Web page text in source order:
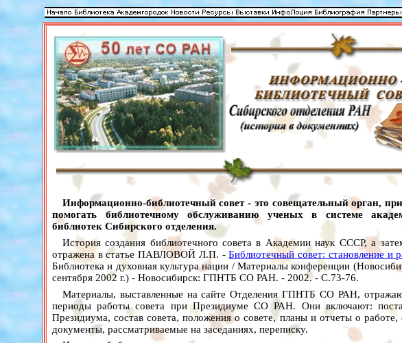
Информационно-библиотечный совет - это совещательный орган,
помогать библиотечному обслуживанию ученых в системе
библиотек Сибирского отделения.
История создания библиотечного совета в Академии наук СССР, а
отражена в статье ПАВЛОВОЙ Л.П. -Библиотечный совет: становление и
Библиотека и духовная культура нации / Материалы конференции
сентября 2002 г.) - Новосибирск: ГПНТБ СО РАН. - 2002. - С.73-76.
Материалы, выставленные на сайте Отделения ГПНТБ СО РАН,
периоды работы совета при Президиуме СО РАН. Они включают:
Президиума, состав совета, положения о совете, планы и отчеты о работе,
документы, рассматриваемые на заседаниях, переписку.